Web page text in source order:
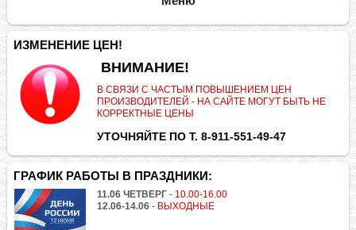
ИЗМЕНЕНИЕ ЦЕН!
ВНИМАНИЕ!
В СВЯЗИ С ЧАСТЫМ ПОВЫШЕНИЕМ ЦЕН
ПРОИЗВОДИТЕЛЕЙ - НА САЙТЕ МОГУТ БЫТЬ НЕ
КОРРЕКТНЫЕ ЦЕНЫ
УТОЧНЯЙТЕ ПО Т. 8-911-551-49-47
ГРАФИК РАБОТЫ В ПРАЗДНИКИ:
11.06 ЧЕТВЕРГ - 10.00-16.00
12.06-14.06 - ВЫХОДНЫЕ